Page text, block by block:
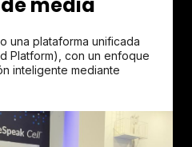
una plataforma unificada
Platform), con un enfoque
inteligente mediante